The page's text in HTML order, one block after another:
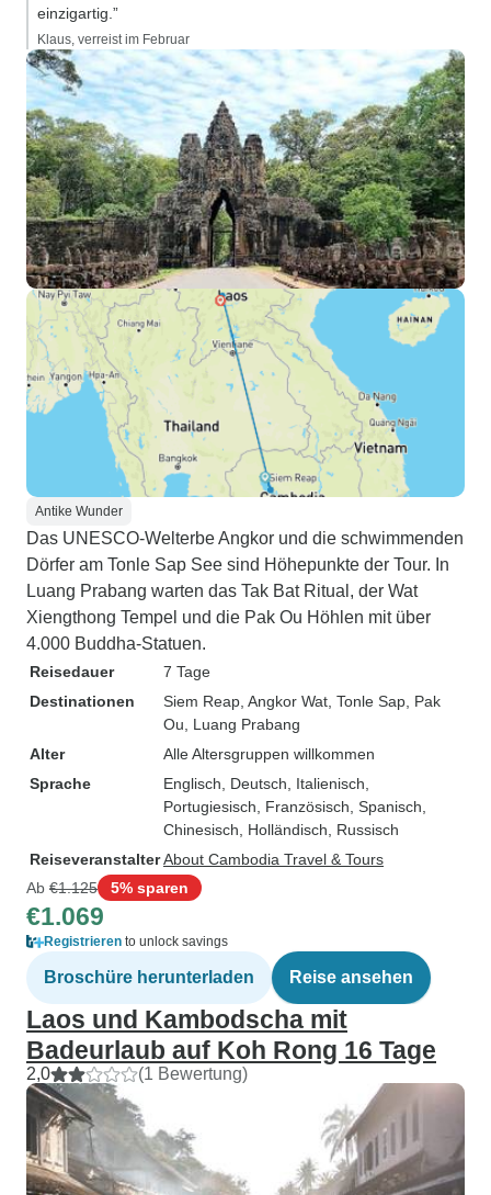
einzigartig.”
Klaus, verreist im Februar
Antike Wunder
Das UNESCO-Welterbe Angkor und die schwimmenden
Dörfer am Tonle Sap See sind Höhepunkte der Tour. In
Luang Prabang warten das Tak Bat Ritual, der Wat
Xiengthong Tempel und die Pak Ou Höhlen mit über
4.000 Buddha-Statuen.
Reisedauer
7 Tage
Destinationen
Siem Reap , Angkor Wat , Tonle Sap , Pak
Ou , Luang Prabang
Alter
Alle Altersgruppen willkommen
Sprache
Englisch, Deutsch, Italienisch,
Portugiesisch, Französisch, Spanisch,
Chinesisch, Holländisch, Russisch
ReiseveranstalterAbout Cambodia Travel & Tours
Ab €1.125 5% sparen
€1.069
Registrieren to unlock savings
Broschüre herunterladen Reise ansehen
Laos und Kambodscha mit
Badeurlaub auf Koh Rong 16 Tage
2,0 (1 Bewertung)